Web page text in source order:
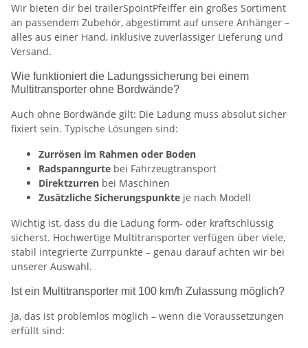
Wir bieten dir bei trailerSpointPfeiffer ein großes Sortiment
an passendem Zubehör, abgestimmt auf unsere Anhänger –
alles aus einer Hand, inklusive zuverlässiger Lieferung und
Versand.
Wie funktioniert die Ladungssicherung bei einem
Multitransporter ohne Bordwände?
Auch ohne Bordwände gilt: Die Ladung muss absolut sicher
fixiert sein. Typische Lösungen sind:
Zurrösen im Rahmen oder Boden
Radspanngurte bei Fahrzeugtransport
Direktzurren bei Maschinen
Zusätzliche Sicherungspunkte je nach Modell
Wichtig ist, dass du die Ladung form- oder kraftschlüssig
sicherst. Hochwertige Multitransporter verfügen über viele,
stabil integrierte Zurrpunkte – genau darauf achten wir bei
unserer Auswahl.
Ist ein Multitransporter mit 100 km/h Zulassung möglich?
Ja, das ist problemlos möglich – wenn die Voraussetzungen
erfüllt sind: